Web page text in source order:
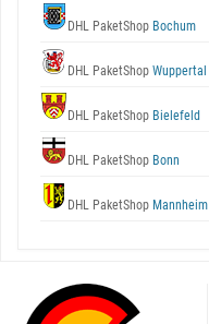
DHL PaketShop Bochum
DHL PaketShop Wuppertal
DHL PaketShop Bielefeld
DHL PaketShop Bonn
DHL PaketShop Mannheim